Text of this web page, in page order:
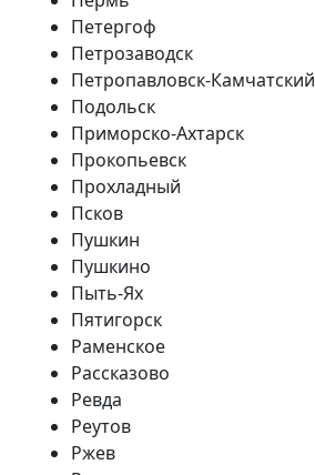
Петергоф
Петрозаводск
Петропавловск-Камчатский
Подольск
Приморско-Ахтарск
Прокопьевск
Прохладный
Псков
Пушкин
Пушкино
Пыть-Ях
Пятигорск
Раменское
Рассказово
Ревда
Реутов
Ржев